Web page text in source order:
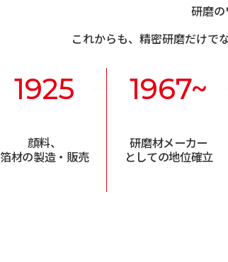
研磨の
これからも、精密研磨だけで
1925
顔料、
箔材の製造・販売
1967~
研磨材メーカー
としての地位確立